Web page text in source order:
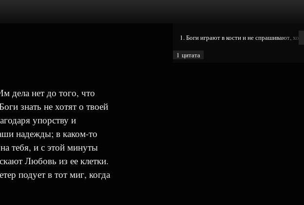
дела нет до того, что
знать не хотят о твоей
упорству и
надежды; в каком-то
тебя, и с этой минуты
Любовь из ее клетки.
подует в тот миг, когда
1. Боги играют в кости и не спрашивают,
1 цитата